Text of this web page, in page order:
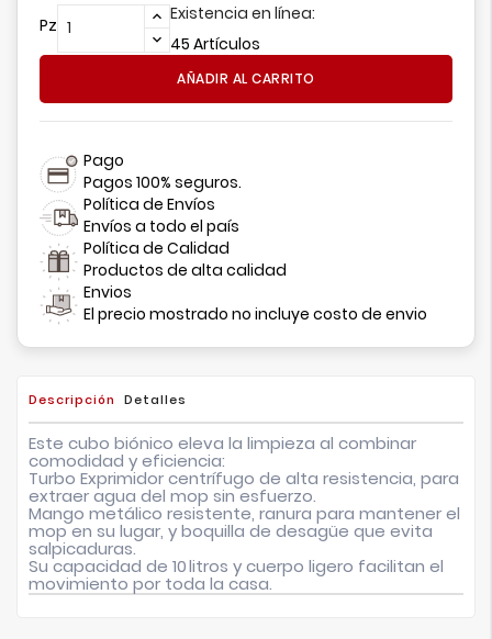
Pz
Existencia en línea:
45 Artículos
AÑADIR AL CARRITO
Pago
Pagos 100% seguros.
Política de Envíos
Envíos a todo el país
Política de Calidad
Productos de alta calidad
Envios
El precio mostrado no incluye costo de envio
Descripción Detalles
Este cubo biónico eleva la limpieza al combinar
comodidad y eficiencia:
Turbo Exprimidorcentrífugo de alta resistencia, para
extraer agua del mop sin esfuerzo.
Mango metálico resistente, ranura para mantener el
mop en su lugar, yboquilla de desagüe que evita
salpicaduras.
Sucapacidad de 10 litros y cuerpo ligero facilitan el
movimiento por toda la casa.